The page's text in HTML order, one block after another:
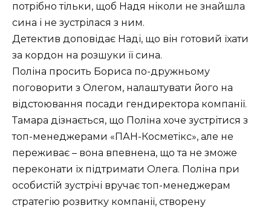
потрібно тільки, щоб Надя ніколи не знайшла
сина і не зустрілася з ним.
Детектив доповідає Наді, що він готовий їхати
за кордон на розшуки її сина.
Поліна просить Бориса по-дружньому
поговорити з Олегом, налаштувати його на
відстоювання посади гендиректора компанії.
Тамара дізнається, що Поліна хоче зустрітися з
топ-менеджерами «ПАН-Косметікс», але не
переживає – вона впевнена, що та не зможе
переконати їх підтримати Олега. Поліна при
особистій зустрічі вручає топ-менеджерам
стратегію розвитку компанії, створену